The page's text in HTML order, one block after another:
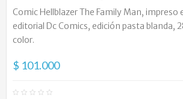
Comic Hellblazer The Family Man, impreso
editorial Dc Comics, edición pasta blanda,
color.
$ 101.000